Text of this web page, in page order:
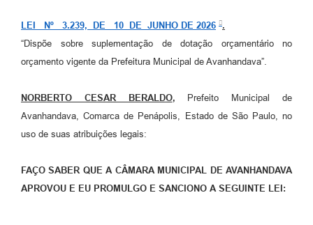
LEI Nº 3.239, DE 10 DE JUNHO DE 2026
.
“Dispõe sobre suplementação de dotação orçamentário no
orçamento vigente da Prefeitura Municipal de Avanhandava”.
NORBERTO CESAR BERALDO,
Prefeito Municipal de
Avanhandava, Comarca de Penápolis, Estado de São Paulo, no
uso de suas atribuições legais:
FAÇO SABER QUE A CÂMARA MUNICIPAL DE AVANHANDAVA
APROVOU E EU PROMULGO E SANCIONO A SEGUINTE LEI: